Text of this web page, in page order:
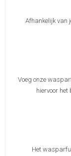
Afhankelijk van
Voeg onze
hiervoor het
Het